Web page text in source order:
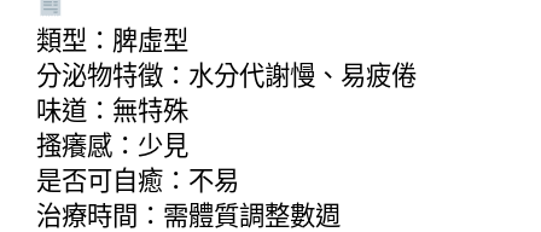
類型：脾虛型
分泌物特徵：水分代謝慢、易疲倦
味道：無特殊
搔癢感：少見
是否可自癒：不易
治療時間：需體質調整數週